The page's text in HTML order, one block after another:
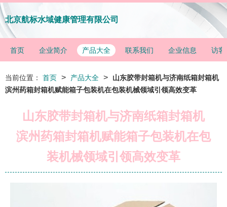
北京航标水域健康管理有限公司
首页 企业简介 产品大全 联系我们 企业信息 访客
当前位置： 首页 > 产品大全 >
山东胶带封箱机与济南纸箱封箱机
滨州药箱封箱机赋能箱子包装机在包装机械领域引领高效变革
山东胶带封箱机与济南纸箱封箱机
滨州药箱封箱机赋能箱子包装机在包
装机械领域引领高效变革